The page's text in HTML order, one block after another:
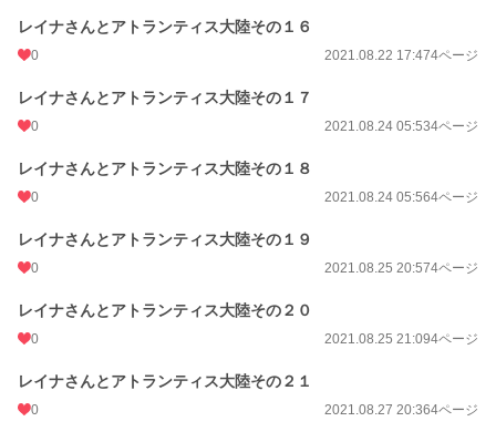
レイナさんとアトランティス大陸その１６
0 2021.08.22 17:474ページ
レイナさんとアトランティス大陸その１７
0 2021.08.24 05:534ページ
レイナさんとアトランティス大陸その１８
0 2021.08.24 05:564ページ
レイナさんとアトランティス大陸その１９
0 2021.08.25 20:574ページ
レイナさんとアトランティス大陸その２０
0 2021.08.25 21:094ページ
レイナさんとアトランティス大陸その２１
0 2021.08.27 20:364ページ